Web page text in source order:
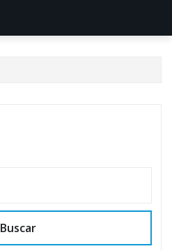
Buscar